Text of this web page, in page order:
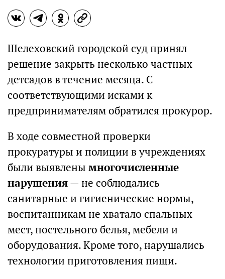
Шелеховский городской суд принял
решение закрыть несколько частных
детсадов в течение месяца. С
соответствующими исками к
предпринимателям обратился прокурор.
В ходе совместной проверки
прокуратуры и полиции в учреждениях
были выявлены многочисленные
нарушения— не соблюдались
санитарные и гигиенические нормы,
воспитанникам не хватало спальных
мест, постельного белья, мебели и
оборудования. Кроме того, нарушались
технологии приготовления пищи.